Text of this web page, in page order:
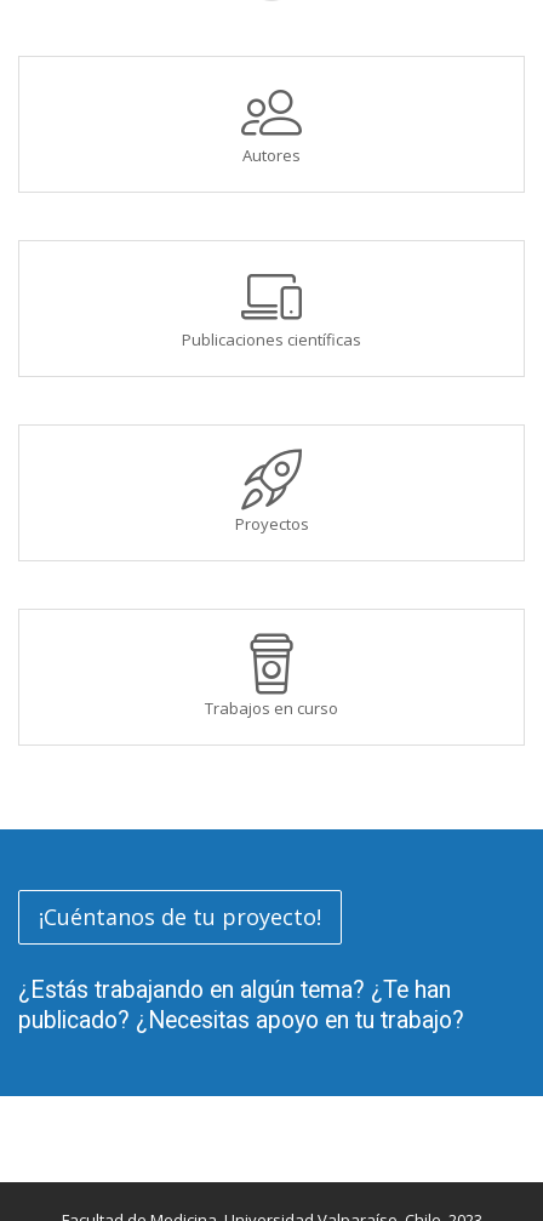
Autores
Publicaciones científicas
Proyectos
Trabajos en curso
¡Cuéntanos de tu proyecto!
¿Estás trabajando en algún tema? ¿Te han
publicado? ¿Necesitas apoyo en tu trabajo?